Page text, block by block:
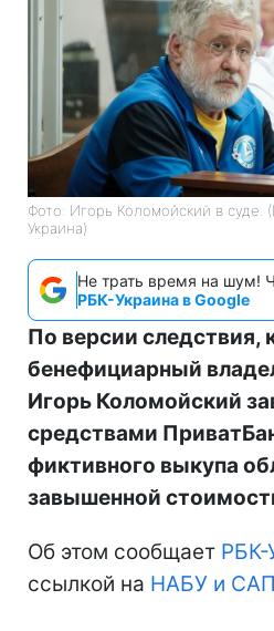
Фото: Игорь Коломойский в суде.
Украина)
Не трать время на шум!
РБК-Украина в Google
По версии следствия,
бенефициарный
Игорь Коломойский
средствами
фиктивного выкупа
завышенной
Об этом сообщает РБК-
ссылкой на НАБУ и